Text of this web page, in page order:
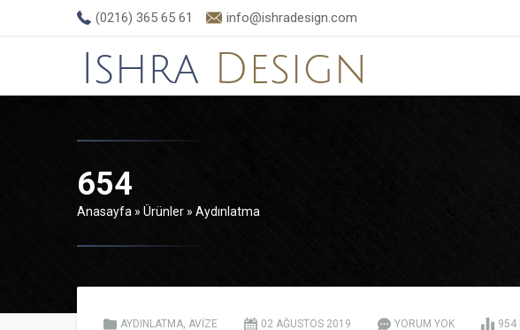
(0216) 365 65 61 info@ishradesign.com
654
Anasayfa » Ürünler » Aydınlatma
AYDINLATMA, AVIZE 02 AĞUSTOS 2019 YORUM YOK 954